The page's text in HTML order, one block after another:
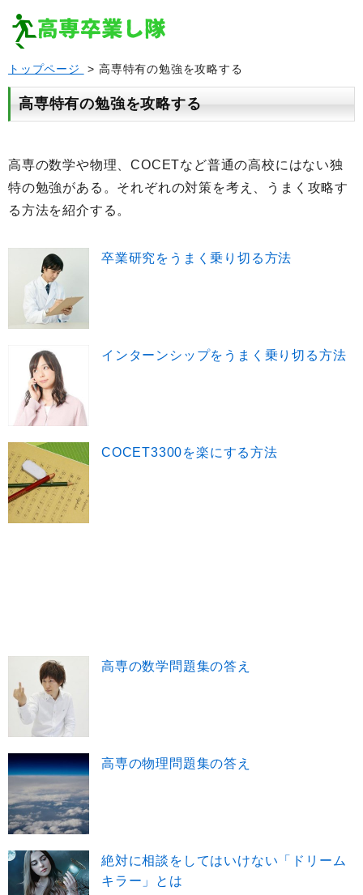
トップページ > 高専特有の勉強を攻略する
高専特有の勉強を攻略する
高専の数学や物理、COCETなど普通の高校にはない独
特の勉強がある。それぞれの対策を考え、うまく攻略す
る方法を紹介する。
卒業研究をうまく乗り切る方法
インターンシップをうまく乗り切る方法
COCET3300を楽にする方法
高専の数学問題集の答え
高専の物理問題集の答え
絶対に相談をしてはいけない「ドリーム
キラー」とは